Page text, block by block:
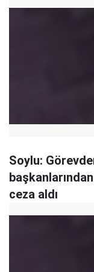
Soylu:
ceza aldı